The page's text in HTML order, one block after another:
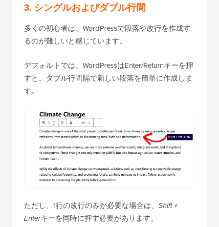
3. シングルおよびダブル行間
多くの初心者は、WordPressで段落や改行を作成す
るのが難しいと感じています。
デフォルトでは、WordPressはEnter/Returnキーを押
すと、ダブル行間隔で新しい段落を簡単に作成しま
す。
ただし、1行の改行のみが必要な場合は、 Shift +
Enterキーを同時に押す必要があります。